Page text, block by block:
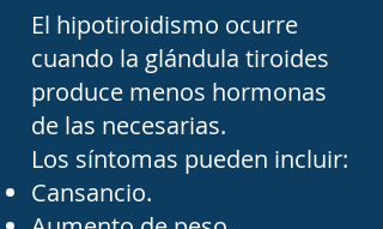
certificaciones y las
enfermedades que
atiende con mayor
frecuencia. Un
seguimiento periódico es
fundamental para
El hipotiroidismo ocurre
cuando la glándula tiroides
produce menos hormonas
de las necesarias.
Los síntomas pueden incluir:
Cansancio.